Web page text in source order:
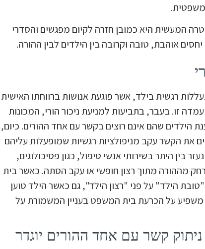
המעשית היא כמובן חזרה לקיום מפגשים והסדרי
אוהבת, טובה וקרובה בין הילדים לבין ההורה.
רגשית בילד, אשר פוגעת אנושות ברווחתו האישית
זו. בעבר, בתביעות למניעת ניכור הורי, המכונות
שהם אינם רוצים בקשר עם אחד ההורים. כיום,
הקשר עקב מניפולציות רגשיות שמופעלות עליהם
בין היתר בשירותי אנשי טיפול, כגון פסיכולוגים,
מההורה מתוך רצון חופשי או עקב הסתה. כאשר בית
הילד" על פני "רצון הילד", גם כאשר הילד טוען
משפיע על הכרעת בית המשפט בעניין המשמורת על
קשר עם אחד ההורים יוגדר